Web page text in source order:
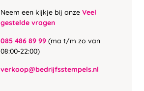
Neem een kijkje bij onze Veel
gestelde vragen
085 486 89 99 (ma t/m zo van
08:00-22:00)
verkoop@bedrijfsstempels.nl